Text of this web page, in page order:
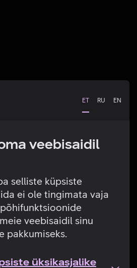
ET RU EN
veebisaidil
selliste küpsiste
ei ole tingimata vaja
veebisaidil sinu
pakkumiseks.
üksikasjalike
viga